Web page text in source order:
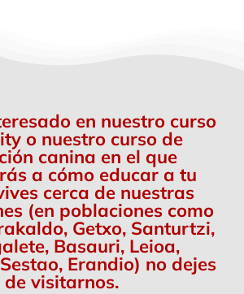
en nuestro curso
o nuestro curso de
canina en el que
a cómo educar a tu
cerca de nuestras
(en poblaciones como
Getxo, Santurtzi,
Basauri, Leioa,
Erandio) no dejes
de visitarnos.